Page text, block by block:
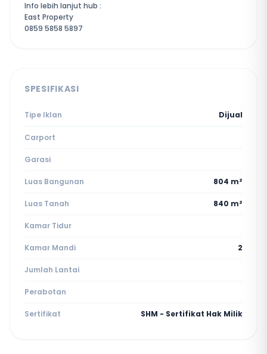
Info lebih lanjut hub :
East Property
0859 5858 5897
SPESIFIKASI
Tipe Iklan Dijual
Carport
Garasi
Luas Bangunan 804 m²
Luas Tanah 840 m²
Kamar Tidur
Kamar Mandi 2
Jumlah Lantai
Perabotan
Sertifikat SHM - Sertifikat Hak Milik